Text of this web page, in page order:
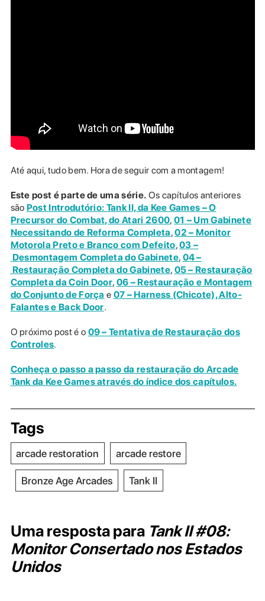
Até aqui, tudo bem. Hora de seguir com a montagem!
Este post é parte de uma série. Os capítulos anteriores
são Post Introdutório: Tank II, da Kee Games – O
Precursor do Combat, do Atari 2600, 01 – Um Gabinete
Necessitando de Reforma Completa,02 – Monitor
Motorola Preto e Branco com Defeito,03 –
Desmontagem Completa do Gabinete, 04 –
Restauração Completa do Gabinete, 05 – Restauração
Completa da Coin Door, 06 – Restauração e Montagem
do Conjunto de Força e 07 – Harness (Chicote), Alto-
Falantes e Back Door.
O próximo post é o 09 – Tentativa de Restauração dos
Controles.
Conheça o passo a passo da restauração do Arcade
Tank da Kee Games através do índice dos capítulos.
Tags
arcade restoration arcade restore
Bronze Age Arcades Tank II
Uma resposta para Tank II #08:
Monitor Consertado nos Estados
Unidos